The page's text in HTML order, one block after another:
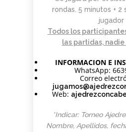
rondas. 5 minutos + 2
jugador
Todos los
las partidas,
INFORMACION E
WhatsApp:
Correo
Web:
*Indicar: Torneo
Nombre, Apellidos,